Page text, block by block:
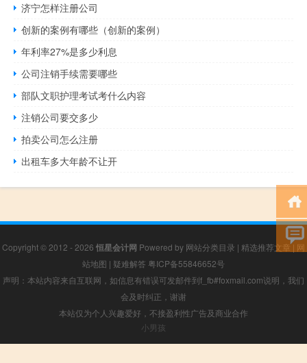
济宁怎样注册公司
创新的案例有哪些（创新的案例）
年利率27%是多少利息
公司注销手续需要哪些
部队文职护理考试考什么内容
注销公司要交多少
拍卖公司怎么注册
出租车多大年龄不让开
Copyright © 2012 - 2026 恒星会计网 Powered by 网站分类目录 | 精选推荐文章| 网
站地图 | 疑难解答 粤ICP备55846652号
声明：本站内容来自互联网，如信息有错误可发邮件到f_fb#foxmail.com说明，我们
会及时纠正，谢谢
本站仅为个人兴趣爱好，不接盈利性广告及商业合作
小男孩